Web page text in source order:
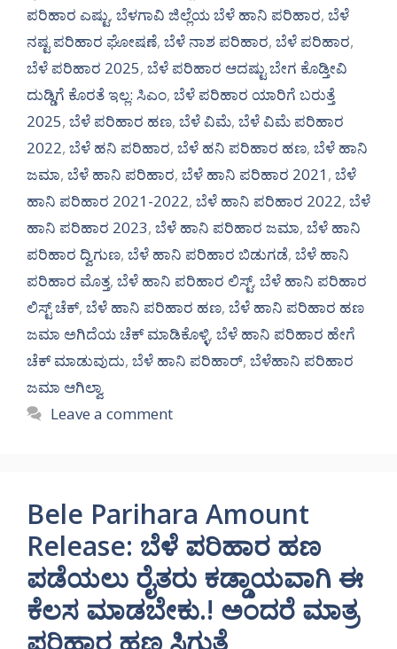
ಪರಿಹಾರ ಎಷ್ಟು, ಬೆಳಗಾವಿ ಜಿಲ್ಲೆಯ ಬೆಳೆ ಹಾನಿ ಪರಿಹಾರ, ಬೆಳೆ
ನಷ್ಟ ಪರಿಹಾರ ಘೋಷಣೆ, ಬೆಳೆ ನಾಶ ಪರಿಹಾರ, ಬೆಳೆ ಪರಿಹಾರ,
ಬೆಳೆ ಪರಿಹಾರ 2025, ಬೆಳೆ ಪರಿಹಾರ ಆದಷ್ಟು ಬೇಗ ಕೊಡ್ತೀವಿ
ದುಡ್ಡಿಗೆ ಕೊರತೆ ಇಲ್ಲ: ಸಿಎಂ, ಬೆಳೆ ಪರಿಹಾರ ಯಾರಿಗೆ ಬರುತ್ತೆ
2025, ಬೆಳೆ ಪರಿಹಾರ ಹಣ, ಬೆಳೆ ವಿಮೆ, ಬೆಳೆ ವಿಮೆ ಪರಿಹಾರ
2022, ಬೆಳೆ ಹನಿ ಪರಿಹಾರ, ಬೆಳೆ ಹನಿ ಪರಿಹಾರ ಹಣ, ಬೆಳೆ ಹಾನಿ
ಜಮಾ, ಬೆಳೆ ಹಾನಿ ಪರಿಹಾರ, ಬೆಳೆ ಹಾನಿ ಪರಿಹಾರ 2021, ಬೆಳೆ
ಹಾನಿ ಪರಿಹಾರ 2021-2022, ಬೆಳೆ ಹಾನಿ ಪರಿಹಾರ 2022, ಬೆಳೆ
ಹಾನಿ ಪರಿಹಾರ 2023, ಬೆಳೆ ಹಾನಿ ಪರಿಹಾರ ಜಮಾ, ಬೆಳೆ ಹಾನಿ
ಪರಿಹಾರ ದ್ವಿಗುಣ, ಬೆಳೆ ಹಾನಿ ಪರಿಹಾರ ಬಿಡುಗಡೆ, ಬೆಳೆ ಹಾನಿ
ಪರಿಹಾರ ಮೊತ್ತ, ಬೆಳೆ ಹಾನಿ ಪರಿಹಾರ ಲಿಸ್ಟ್, ಬೆಳೆ ಹಾನಿ ಪರಿಹಾರ
ಲಿಸ್ಟ್ ಚೆಕ್, ಬೆಳೆ ಹಾನಿ ಪರಿಹಾರ ಹಣ, ಬೆಳೆ ಹಾನಿ ಪರಿಹಾರ ಹಣ
ಜಮಾ ಅಗಿದೆಯ ಚೆಕ್ ಮಾಡಿಕೊಳ್ಳಿ, ಬೆಳೆ ಹಾನಿ ಪರಿಹಾರ ಹೇಗೆ
ಚೆಕ್ ಮಾಡುವುದು, ಬೆಳೆ ಹಾನಿ ಪರಿಹಾರ್, ಬೆಳೆಹಾನಿ ಪರಿಹಾರ
ಜಮಾ ಆಗಿಲ್ವಾ
Leave a comment
Bele Parihara Amount
Release: ಬೆಳೆ ಪರಿಹಾರ ಹಣ
ಪಡೆಯಲು ರೈತರು ಕಡ್ಡಾಯವಾಗಿ ಈ
ಕೆಲಸ ಮಾಡಬೇಕು.! ಅಂದರೆ ಮಾತ್ರ
ಪರಿಹಾರ ಹಣ ಸಿಗುತ್ತೆ